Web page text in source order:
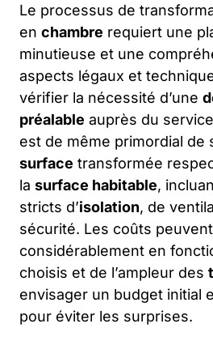
Le processus de
en chambre requiert une
minutieuse et une
aspects légaux et
vérifier la nécessité d’une
préalable auprès du service
est de même primordial de
surface transformée
la surface habitable,
stricts d’isolation, de
sécurité. Les coûts
considérablement en
choisis et de l’ampleur des
envisager un budget initial
pour éviter les surprises.